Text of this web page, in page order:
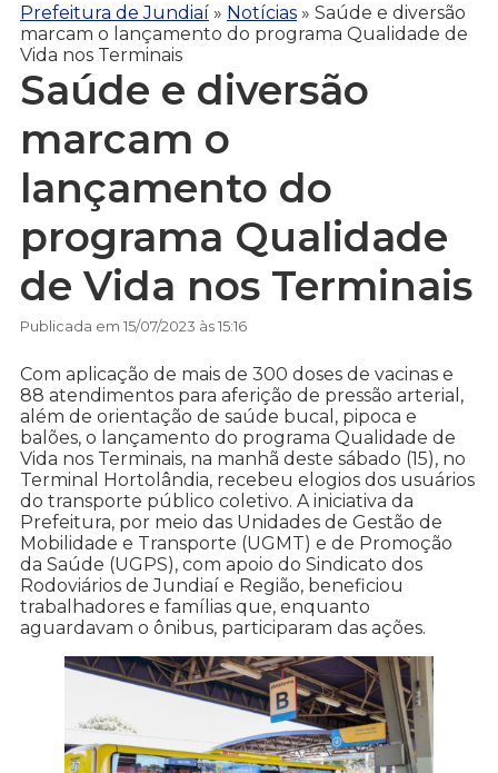
Prefeitura de Jundiaí » Notícias » Saúde e diversão
marcam o lançamento do programa Qualidade de
Vida nos Terminais
Saúde e diversão
marcam o
lançamento do
programa Qualidade
de Vida nos Terminais
Publicada em 15/07/2023 às 15:16
Com aplicação de mais de 300 doses de vacinas e
88 atendimentos para aferição de pressão arterial,
além de orientação de saúde bucal, pipoca e
balões, o lançamento do programa Qualidade de
Vida nos Terminais, na manhã deste sábado (15), no
Terminal Hortolândia, recebeu elogios dos usuários
do transporte público coletivo. A iniciativa da
Prefeitura, por meio das Unidades de Gestão de
Mobilidade e Transporte (UGMT) e de Promoção
da Saúde (UGPS), com apoio do Sindicato dos
Rodoviários de Jundiaí e Região, beneficiou
trabalhadores e famílias que, enquanto
aguardavam o ônibus, participaram das ações.